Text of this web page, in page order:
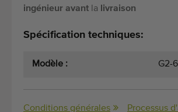
ingénieur avant la livraison
Spécification techniques:
Modèle : G2-6
Conditions générales Processus